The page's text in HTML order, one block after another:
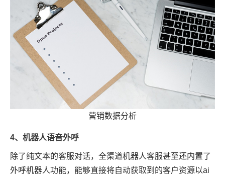
营销数据分析
4、机器人语音外呼
除了纯文本的客服对话，全渠道机器人客服甚至还内置了
外呼机器人功能，能够直接将自动获取到的客户资源以ai